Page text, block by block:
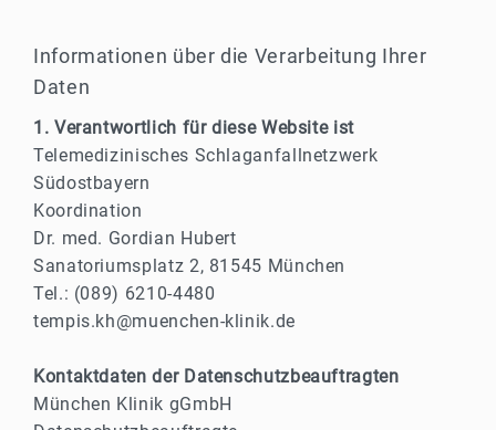
Informationen über die Verarbeitung Ihrer
Daten
1. Verantwortlich für diese Website ist
Telemedizinisches Schlaganfallnetzwerk
Südostbayern
Koordination
Dr. med. Gordian Hubert
Sanatoriumsplatz 2, 81545 München
Tel.: (089) 6210-4480
tempis.kh@muenchen-klinik.de
Kontaktdaten der Datenschutzbeauftragten
München Klinik gGmbH